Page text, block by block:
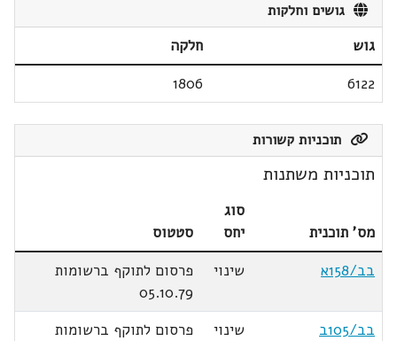
גושים וחלקות
גוש
חלקה
6122
1806
תוכניות קשורות
תוכניות משתנות
מס' תוכנית
סוג
יחס
סטטוס
בב/158א
שינוי
פרסום לתוקף ברשומות
05.10.79
בב/105ב
שינוי
פרסום לתוקף ברשומות